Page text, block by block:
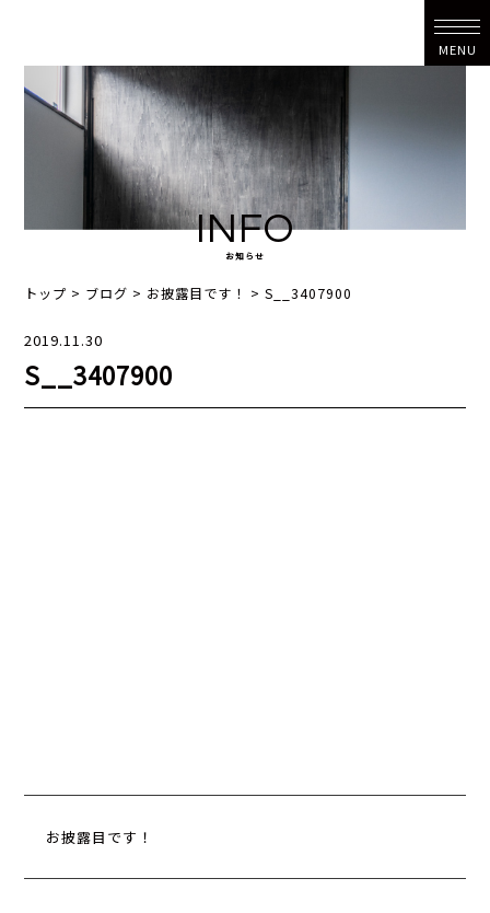
MENU
INFO
お知らせ
トップ > ブログ > お披露目です！ >S__3407900
2019.11.30
S__3407900
お披露目です！